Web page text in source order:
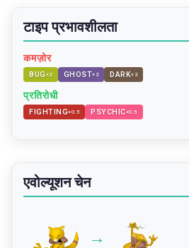
टाइप प्रभावशीलता
कमज़ोर
BUG ×2 GHOST× 2 DARK× 2
प्रतिरोधी
FIGHTING×0.5 PSYCHIC×0.5
एवोल्यूशन चेन
→